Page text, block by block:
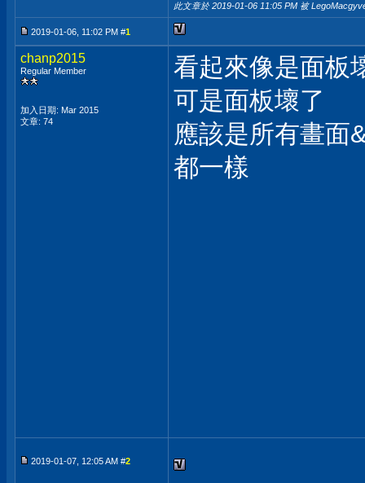
此文章於 2019-01-06 11:05 PM 被
2019-01-06, 11:02 PM #1
chanp2015
Regular Member
加入日期: Mar 2015
文章: 74
看起來像是面板
可是面板壞了
應該是所有畫面
都一樣
2019-01-07, 12:05 AM #2